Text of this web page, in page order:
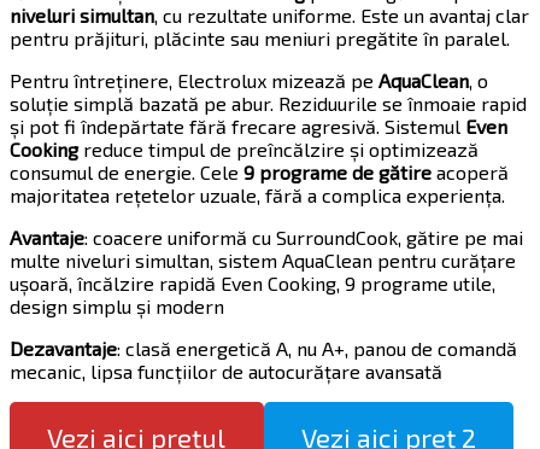
niveluri simultan , cu rezultate uniforme. Este un avantaj clar
pentru prăjituri, plăcinte sau meniuri pregătite în paralel.
Pentru întreținere, Electrolux mizează pe AquaClean , o
soluție simplă bazată pe abur. Reziduurile se înmoaie rapid
și pot fi îndepărtate fără frecare agresivă. Sistemul Even
Cookingreduce timpul de preîncălzire și optimizează
consumul de energie. Cele 9 programe de gătire acoperă
majoritatea rețetelor uzuale, fără a complica experiența.
Avantaje: coacere uniformă cu SurroundCook, gătire pe mai
multe niveluri simultan, sistem AquaClean pentru curățare
ușoară, încălzire rapidă Even Cooking, 9 programe utile,
design simplu și modern
Dezavantaje: clasă energetică A, nu A+, panou de comandă
mecanic, lipsa funcțiilor de autocurățare avansată
Vezi aici prețul Vezi aici preț 2